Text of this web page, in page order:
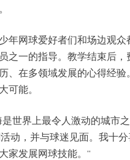
年网球爱好者们和场边观
之一的指导。教学结束后
、在多领域发展的心得经
可能。
世界上最令人激动的城市
动，并与球迷见面。我十
家发展网球技能。“